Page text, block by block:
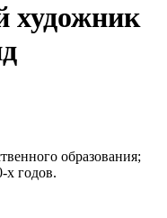
художник
образования;
х годов.